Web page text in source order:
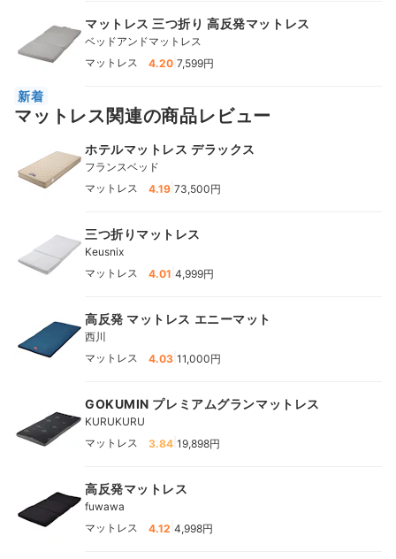
マットレス 三つ折り 高反発マットレス
ベッドアンドマットレス
マットレス
4.20 7,599円
新着
マットレス関連の商品レビュー
ホテルマットレス デラックス
フランスベッド
マットレス
4.19 73,500円
三つ折りマットレス
Keusnix
マットレス
4.01 4,999円
高反発 マットレス エニーマット
西川
マットレス
4.03 11,000円
GOKUMIN プレミアムグランマットレス
KURUKURU
マットレス
3.84 19,898円
高反発マットレス
fuwawa
マットレス
4.12 4,998円